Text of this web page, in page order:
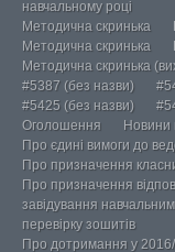
навчальному році
Методична скринька
Методична скринька
Методична скринька
#5387 (без назви)
#5425 (без назви)
Оголошення
Новини
Про єдині вимоги до
Про призначення
Про призначення
завідування
перевірку зошитів
Про дотримання у